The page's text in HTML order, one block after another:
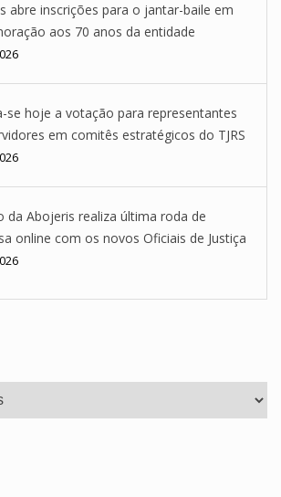
abre inscrições para o jantar-baile em
aos 70 anos da entidade
se hoje a votação para representantes
em comitês estratégicos do TJRS
da Abojeris realiza última roda de
online com os novos Oficiais de Justiça